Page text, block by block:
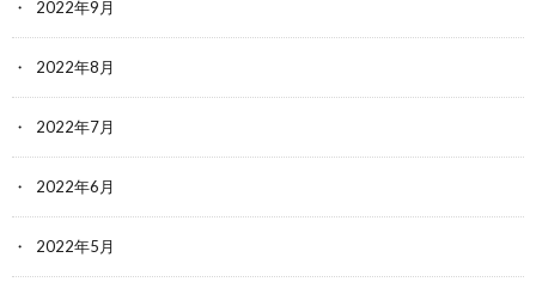
2022年9月
2022年8月
2022年7月
2022年6月
2022年5月